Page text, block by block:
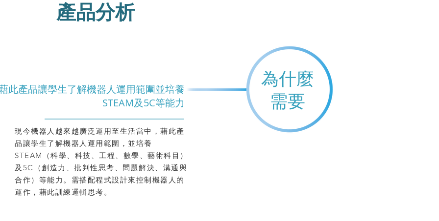
​產品分析
為什麼
需要
現今機器人越來越廣泛運用至生活當中，藉此產
品讓學生了解機器人運用範圍，並培養
STEAM（科學、科技、工程、數學、藝術科目）
及5C（創造力、批判性思考、問題解決、溝通與
合作）等能力。需搭配程式設計來控制機器人的
運作，藉此訓練邏輯思考。
此產品讓學生了解機器人運用範圍並培養
STEAM及5C等能力